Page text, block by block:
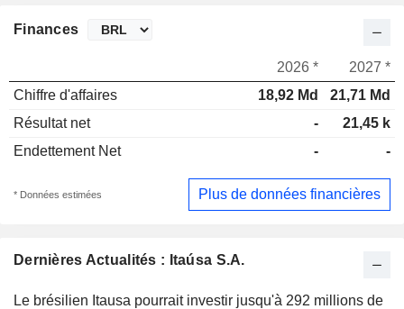
Dernières Actualités : Itaúsa S.A.
Le brésilien Itausa pourrait investir jusqu'à 292 millions de
Finances
2026 *
2027 *
Chiffre d'affaires
18,92 Md
21,71 Md
Résultat net
-
21,45 k
Endettement Net
- -
* Données estimées Plus de données financières